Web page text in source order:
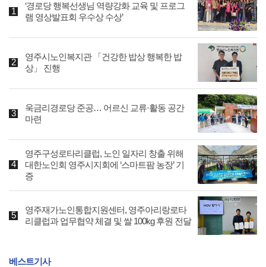
‘경로당 행복선생님 역량강화 교육 및 프로그
램 영상발표회 우수상 수상’
영주시노인복지관 「건강한 밥상 행복한 밥
상」 진행
욱금리경로당 준공… 어르신 교류·활동 공간
마련
영주구성로타리클럽, 노인 일자리 창출 위해
대한노인회 영주시지회에 ‘스마트팜 농장’ 기
증
영주재가노인통합지원센터, 영주아리랑로타
리클럽과 업무협약 체결 및 쌀 100kg 후원 전달
베스트기사